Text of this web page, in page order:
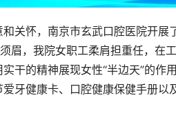
关怀，南京市玄武口腔医院开展
眉，我院女职工柔肩担重任，在
干的精神展现女性“半边天”的作
牙健康卡、口腔健康保健手册